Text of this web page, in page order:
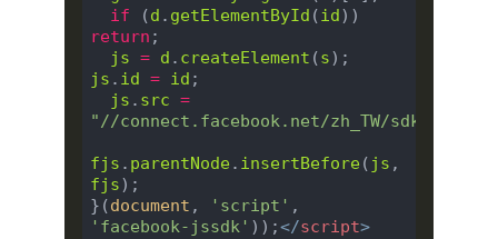
if (d . getElementById (id
return ;
js = d . createElement (s
js . id = id ;
js . src =
"//connect.facebook.net/zh_TW/
fjs . parentNode. insertBefore( js
fjs);
}(document , 'script'
'facebook-jssdk' ));</script>